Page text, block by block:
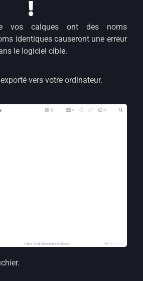
vos calques ont des noms
identiques causeront une erreur
le logiciel cible.
vers votre ordinateur.